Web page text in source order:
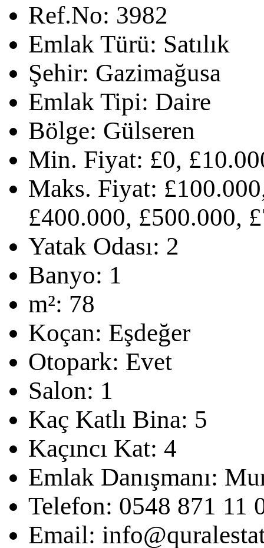
Ref.No: 3982
Emlak Türü: Satılık
Şehir: Gazimağusa
Emlak Tipi: Daire
Bölge: Gülseren
Min. Fiyat: £0,
Maks. Fiyat:
£400.000, £500.000,
Yatak Odası: 2
Banyo: 1
m²: 78
Koçan: Eşdeğer
Otopark: Evet
Salon: 1
Kaç Katlı Bina: 5
Kaçıncı Kat: 4
Emlak Danışmanı:
Telefon: 0548 871 11
Email: